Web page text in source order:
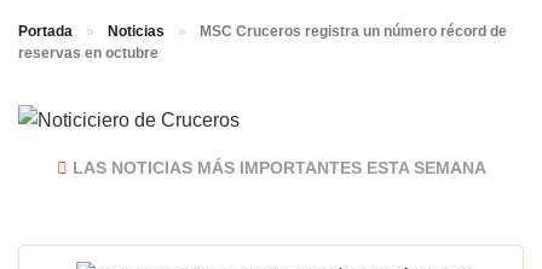
Portada » Noticias »
MSC Cruceros registra un número récord de
reservas en octubre
LAS NOTICIAS MÁS IMPORTANTES ESTA SEMANA